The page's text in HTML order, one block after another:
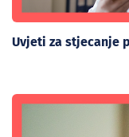
Uvjeti za stjecanje